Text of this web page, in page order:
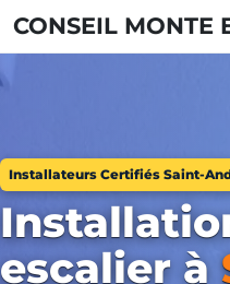
CONSEIL MONTE
Installateurs Certifiés Saint-
escalier à